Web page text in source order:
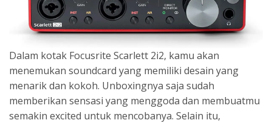
Dalam kotak Focusrite Scarlett 2i2, kamu akan
menemukan soundcard yang memiliki desain yang
menarik dan kokoh. Unboxingnya saja sudah
memberikan sensasi yang menggoda dan membuatmu
semakin excited untuk mencobanya. Selain itu,